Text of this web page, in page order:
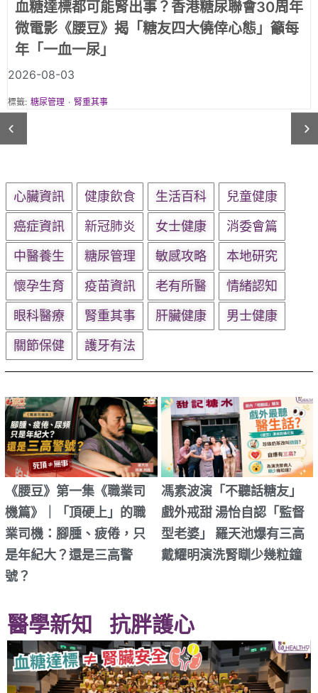
《腰豆》第一集《職業司機篇》｜「頂硬上」
的職業司機：腳腫、疲倦，只是年紀大？還是
三高警號？
2026-08-03
標籤: 糖尿管理 · 腎重其事
心臟資訊 健康飲食 生活百科
兒童健康
癌症資訊
新冠肺炎 女士健康
消委會篇
中醫養生
糖尿管理 敏感攻略
本地研究
懷孕生育
疫苗資訊 老有所醫
情緒認知
眼科醫療
腎重其事 肝臟健康
男士健康
關節保健
護牙有法
《腰豆》第一集《職業司
機篇》｜「頂硬上」的職
業司機：腳腫、疲倦，只
是年紀大？還是三高警
號？
馮素波演「不聽話糖友」
戲外戒甜 湯怡自認「監督
型老婆」 羅天池爆有三高
戴耀明演洗腎瞓少幾粒鐘
醫學新知 抗胖護心